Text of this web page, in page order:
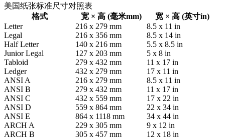
美国纸张标准尺寸对照表
格式
宽 × 高 (毫米mm)
宽 × 高 (英寸in)
Letter
216 x 279 mm
8.5 x 11 in
Legal
216 x 356 mm
8.5 x 14 in
Half Letter
140 x 216 mm
5.5 x 8.5 in
Junior Legal
127 x 203 mm
5 x 8 in
Tabloid
279 x 432 mm
11 x 17 in
Ledger
432 x 279 mm
17 x 11 in
ANSI A
216 x 279 mm
8.5 x 11 in
ANSI B
279 x 432 mm
11 x 17 in
ANSI C
432 x 559 mm
17 x 22 in
ANSI D
559 x 864 mm
22 x 34 in
ANSI E
864 x 1118 mm
34 x 44 in
ARCH A
229 x 305 mm
9 x 12 in
ARCH B
305 x 457 mm
12 x 18 in